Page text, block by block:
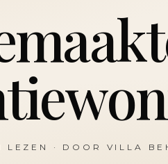
LEZEN · DOOR VILLA